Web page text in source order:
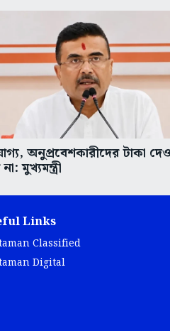
অনুপ্রবেশকারীদের টাকা
মুখ্যমন্ত্রী
Links
Classified
Digital